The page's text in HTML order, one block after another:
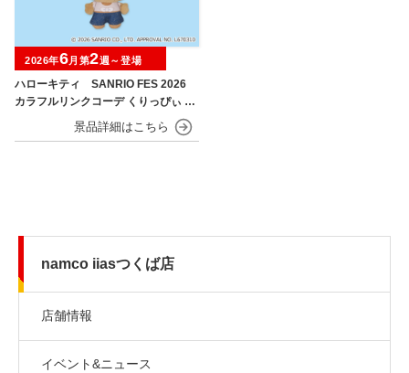
ハローキティ SANRIO FES 2026
カラフルリンクコーデ くりっぴぃ ぬ
2026年6月第2週～登場
namco iiasつくば店
店舗情報
イベント&ニュース